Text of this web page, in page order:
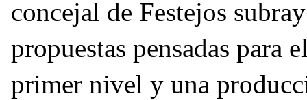
concejal de Festejos
propuestas pensadas
primer nivel y una